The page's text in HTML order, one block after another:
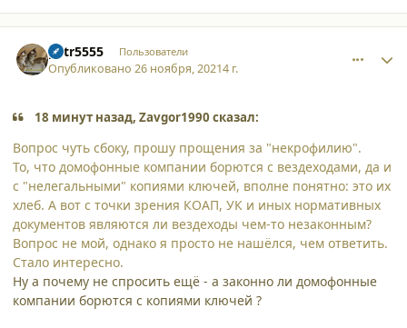
petr5555 Пользователи
Опубликовано26 ноября, 20214 г.
18 минут назад, Zavgor1990 сказал:
Вопрос чуть сбоку, прошу прощения за "некрофилию".
То, что домофонные компании борются с вездеходами, да и
с "нелегальными" копиями ключей, вполне понятно: это их
хлеб. А вот с точки зрения КОАП, УК и иных нормативных
документов являются ли вездеходы чем-то незаконным?
Вопрос не мой, однако я просто не нашёлся, чем ответить.
Стало интересно.
Ну а почему не спросить ещё - а законно ли домофонные
компании борются с копиями ключей ?